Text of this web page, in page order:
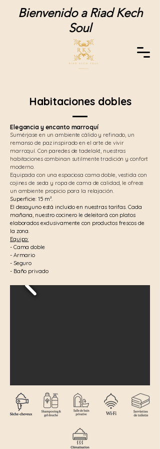
Bienvenido a Riad Kech
Soul
Habitaciones dobles
Elegancia y encanto marroquí
Sumérjase en un ambiente cálido y refinado, un
remanso de paz inspirado en el arte de vivir
marroquí. Con paredes de tadelakt, nuestras
habitaciones combinan sutilmente tradición y confort
moderno.
Equipada con una espaciosa cama doble, vestida con
cojines de seda y ropa de cama de calidad, le ofrece
un ambiente propicio para la relajación.
Superficie: 15 m².
El desayuno está incluido en nuestras tarifas. Cada
mañana, nuestro cocinero le deleitará con platos
elaborados exclusivamente con productos frescos de
la zona.
Equipo:
- Cama doble
- Armario
- Seguro
- Baño privado